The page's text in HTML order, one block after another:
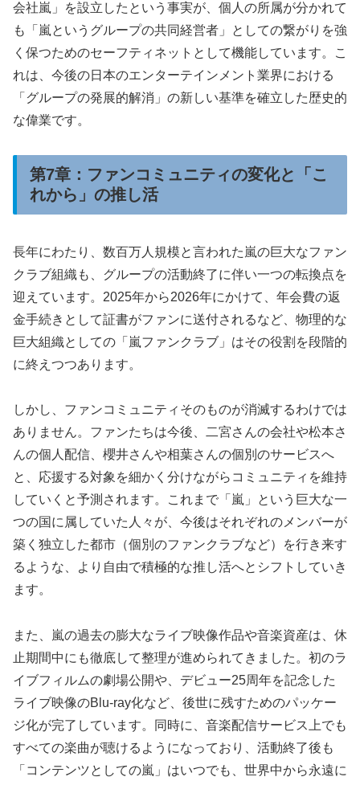
会社嵐」を設立したという事実が、個人の所属が分かれて
も「嵐というグループの共同経営者」としての繋がりを強
く保つためのセーフティネットとして機能しています。こ
れは、今後の日本のエンターテインメント業界における
「グループの発展的解消」の新しい基準を確立した歴史的
な偉業です。
第7章：ファンコミュニティの変化と「こ
れから」の推し活
長年にわたり、数百万人規模と言われた嵐の巨大なファン
クラブ組織も、グループの活動終了に伴い一つの転換点を
迎えています。2025年から2026年にかけて、年会費の返
金手続きとして証書がファンに送付されるなど、物理的な
巨大組織としての「嵐ファンクラブ」はその役割を段階的
に終えつつあります。
しかし、ファンコミュニティそのものが消滅するわけでは
ありません。ファンたちは今後、二宮さんの会社や松本さ
んの個人配信、櫻井さんや相葉さんの個別のサービスへ
と、応援する対象を細かく分けながらコミュニティを維持
していくと予測されます。これまで「嵐」という巨大な一
つの国に属していた人々が、今後はそれぞれのメンバーが
築く独立した都市（個別のファンクラブなど）を行き来す
るような、より自由で積極的な推し活へとシフトしていき
ます。
また、嵐の過去の膨大なライブ映像作品や音楽資産は、休
止期間中にも徹底して整理が進められてきました。初のラ
イブフィルムの劇場公開や、デビュー25周年を記念した
ライブ映像のBlu-ray化など、後世に残すためのパッケー
ジ化が完了しています。同時に、音楽配信サービス上でも
すべての楽曲が聴けるようになっており、活動終了後も
「コンテンツとしての嵐」はいつでも、世界中から永遠に